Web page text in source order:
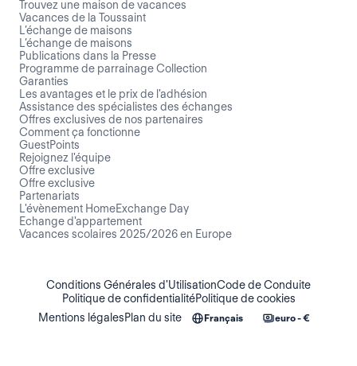
Trouvez une maison de vacances
Vacances de la Toussaint
L’échange de maisons
L’échange de maisons
Publications dans la Presse
Programme de parrainage Collection
Garanties
Les avantages et le prix de l'adhésion
Assistance des spécialistes des échanges
Offres exclusives de nos partenaires
Comment ça fonctionne
GuestPoints
Rejoignez l'équipe
Offre exclusive
Offre exclusive
Partenariats
L'évènement HomeExchange Day
Echange d'appartement
Vacances scolaires 2025/2026 en Europe
Conditions Générales d'UtilisationCode de Conduite
Politique de confidentialitéPolitique de cookies
Mentions légalesPlan du site Français euro - €